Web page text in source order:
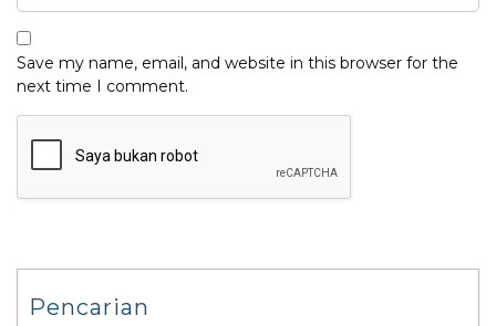
Save my name, email, and website in this browser for the
next time I comment.
Pencarian